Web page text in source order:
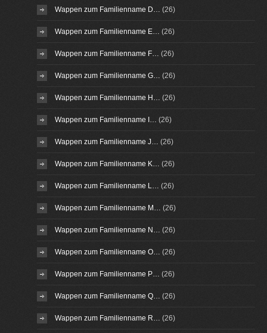
Wappen zum Familienname D… (26)
Wappen zum Familienname E… (26)
Wappen zum Familienname F… (26)
Wappen zum Familienname G… (26)
Wappen zum Familienname H… (26)
Wappen zum Familienname I… (26)
Wappen zum Familienname J… (26)
Wappen zum Familienname K… (26)
Wappen zum Familienname L… (26)
Wappen zum Familienname M… (26)
Wappen zum Familienname N… (26)
Wappen zum Familienname O… (26)
Wappen zum Familienname P… (26)
Wappen zum Familienname Q… (26)
Wappen zum Familienname R… (26)